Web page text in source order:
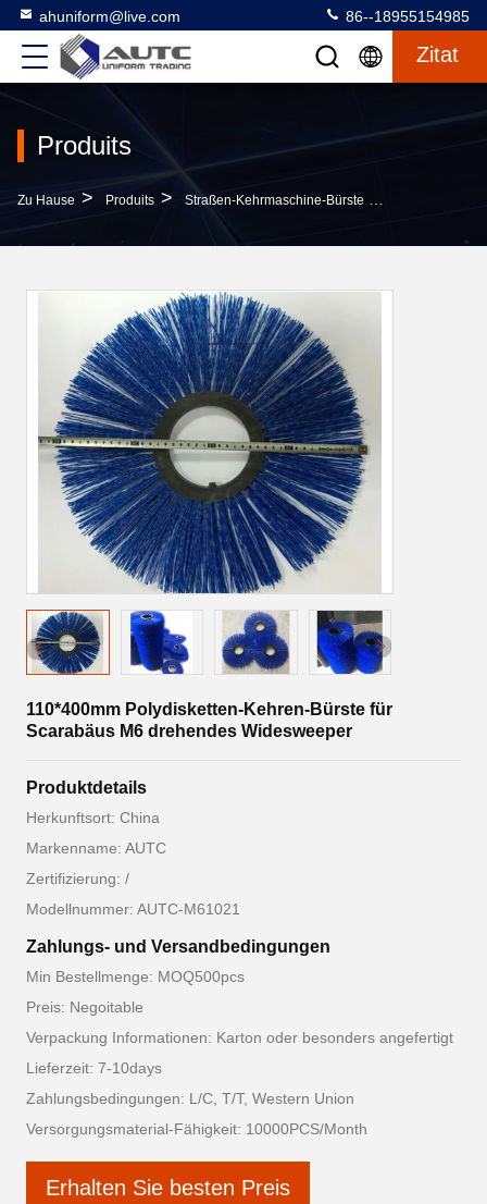
ahuniform@live.com 86--18955154985
Zitat
Produits
Zu Hause > Produits > Straßen-Kehrmaschine-Bürste >
110*400mm Polydisketten-Kehren-Bürste für
Scarabäus M6 drehendes Widesweeper
Produktdetails
Herkunftsort: China
Markenname: AUTC
Zertifizierung: /
Modellnummer: AUTC-M61021
Zahlungs- und Versandbedingungen
Min Bestellmenge: MOQ500pcs
Preis: Negoitable
Verpackung Informationen: Karton oder besonders angefertigt
Lieferzeit: 7-10days
Zahlungsbedingungen: L/C, T/T, Western Union
Versorgungsmaterial-Fähigkeit: 10000PCS/Month
Erhalten Sie besten Preis